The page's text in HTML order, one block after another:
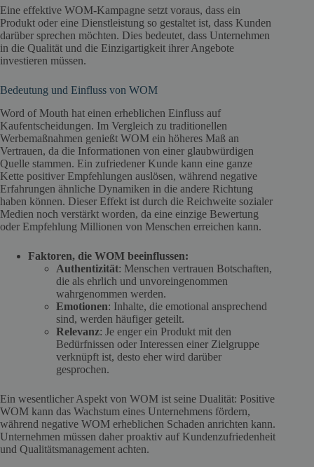
Eine effektive WOM-Kampagne setzt voraus, dass ein
Produkt oder eine Dienstleistung so gestaltet ist, dass Kunden
darüber sprechen möchten. Dies bedeutet, dass Unternehmen
in die Qualität und die Einzigartigkeit ihrer Angebote
investieren müssen.
Bedeutung und Einfluss von WOM
Word of Mouth hat einen erheblichen Einfluss auf
Kaufentscheidungen. Im Vergleich zu traditionellen
Werbemaßnahmen genießt WOM ein höheres Maß an
Vertrauen, da die Informationen von einer glaubwürdigen
Quelle stammen. Ein zufriedener Kunde kann eine ganze
Kette positiver Empfehlungen auslösen, während negative
Erfahrungen ähnliche Dynamiken in die andere Richtung
haben können. Dieser Effekt ist durch die Reichweite sozialer
Medien noch verstärkt worden, da eine einzige Bewertung
oder Empfehlung Millionen von Menschen erreichen kann.
Faktoren, die WOM beeinflussen:
Authentizität: Menschen vertrauen Botschaften,
die als ehrlich und unvoreingenommen
wahrgenommen werden.
Emotionen: Inhalte, die emotional ansprechend
sind, werden häufiger geteilt.
Relevanz: Je enger ein Produkt mit den
Bedürfnissen oder Interessen einer Zielgruppe
verknüpft ist, desto eher wird darüber
gesprochen.
Ein wesentlicher Aspekt von WOM ist seine Dualität: Positive
WOM kann das Wachstum eines Unternehmens fördern,
während negative WOM erheblichen Schaden anrichten kann.
Unternehmen müssen daher proaktiv auf Kundenzufriedenheit
und Qualitätsmanagement achten.